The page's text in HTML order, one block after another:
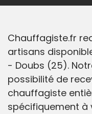
Chauffagiste.fr
artisans
- Doubs (25).
possibilité de
chauffagiste
spécifiquement à